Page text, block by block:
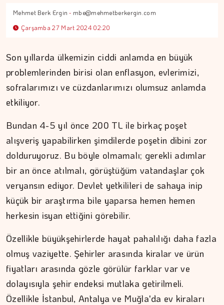
Mehmet Berk Ergin- mbe@mehmetberkergin.com
Çarşamba 27 Mart 2024 02:20
Son yıllarda ülkemizin ciddi anlamda en büyük
problemlerinden birisi olan enflasyon, evlerimizi,
sofralarımızı ve cüzdanlarımızı olumsuz anlamda
etkiliyor.
Bundan 4-5 yıl önce 200 TL ile birkaç poşet
alışveriş yapabilirken şimdilerde poşetin dibini zor
dolduruyoruz. Bu böyle olmamalı; gerekli adımlar
bir an önce atılmalı, görüştüğüm vatandaşlar çok
veryansın ediyor. Devlet yetkilileri de sahaya inip
küçük bir araştırma bile yaparsa hemen hemen
herkesin isyan ettiğini görebilir.
Özellikle büyükşehirlerde hayat pahalılığı daha fazla
olmuş vaziyette. Şehirler arasında kiralar ve ürün
fiyatları arasında gözle görülür farklar var ve
dolayısıyla şehir endeksi mutlaka getirilmeli.
Özellikle İstanbul, Antalya ve Muğla'da ev kiraları
Nefes, agni ve içsel denge